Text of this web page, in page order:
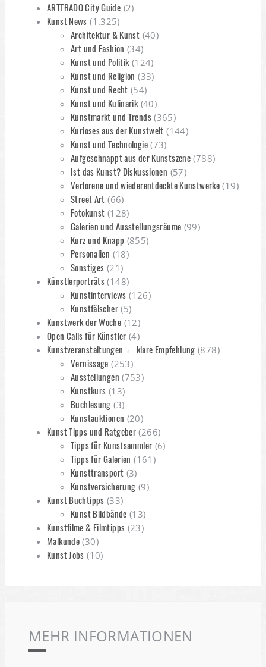
ARTTRADO City Guide (2)
Kunst News (1.325)
Architektur & Kunst (40)
Art und Fashion (34)
Kunst und Politik(124)
Kunst und Religion (33)
Kunst und Recht (54)
Kunst und Kulinarik(40)
Kunstmarkt und Trends(365)
Kurioses aus der Kunstwelt (144)
Kunst und Technologie(73)
Aufgeschnappt aus der Kunstszene (788)
Ist das Kunst? Diskussionen (57)
Verlorene und wiederentdeckte Kunstwerke (19)
Street Art (66)
Fotokunst (128)
Galerien und Ausstellungsräume (99)
Kurz und Knapp (855)
Personalien (18)
Sonstiges (21)
Künstlerporträts (148)
Kunstinterviews (126)
Kunstfälscher(5)
Kunstwerk der Woche (12)
Open Calls für Künstler (4)
Kunstveranstaltungen ← klare Empfehlung (878)
Vernissage (253)
Ausstellungen (753)
Kunstkurs (13)
Buchlesung (3)
Kunstauktionen (20)
Kunst Tipps und Ratgeber (266)
Tipps für Kunstsammler (6)
Tipps für Galerien (161)
Kunsttransport (3)
Kunstversicherung (9)
Kunst Buchtipps (33)
Kunst Bildbände (13)
Kunstfilme & Filmtipps (23)
Malkunde (30)
Kunst Jobs (10)
MEHR INFORMATIONEN